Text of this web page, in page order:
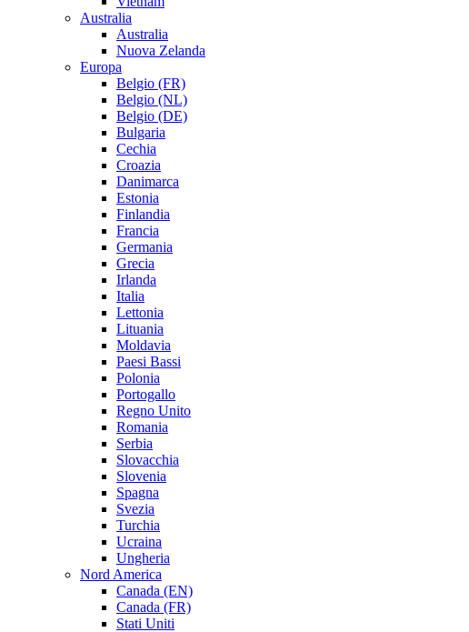
Australia
Australia
Nuova Zelanda
Europa
Belgio (FR)
Belgio (NL)
Belgio (DE)
Bulgaria
Cechia
Croazia
Danimarca
Estonia
Finlandia
Francia
Germania
Grecia
Irlanda
Italia
Lettonia
Lituania
Moldavia
Paesi Bassi
Polonia
Portogallo
Regno Unito
Romania
Serbia
Slovacchia
Slovenia
Spagna
Svezia
Turchia
Ucraina
Ungheria
Nord America
Canada (EN)
Canada (FR)
Stati Uniti